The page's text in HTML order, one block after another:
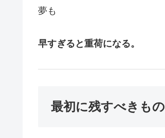
夢も
早すぎると重荷になる。
最初に残すべきもの